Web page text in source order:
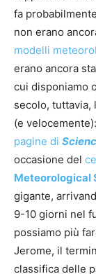
fa
non erano
modelli
erano ancora
cui disponiamo
secolo, tuttavia,
(e velocemente):
pagine di
occasione del
Meteorological
gigante,
9-10 giorni nel
possiamo più
Jerome, il
classifica delle